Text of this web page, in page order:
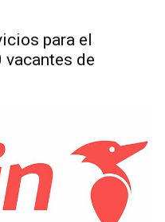
para el
vacantes de